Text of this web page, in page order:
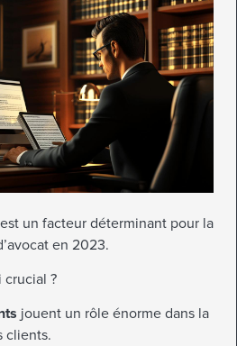
est un facteur déterminant pour la
en 2023.
crucial ?
jouent un rôle énorme dans la
clients.